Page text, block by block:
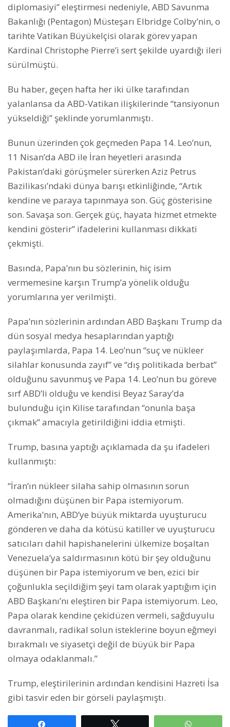
diplomasiyi” eleştirmesi nedeniyle, ABD Savunma
Bakanlığı (Pentagon) Müsteşarı Elbridge Colby’nin, o
tarihte Vatikan Büyükelçisi olarak görev yapan
Kardinal Christophe Pierre’i sert şekilde uyardığı ileri
sürülmüştü.
Bu haber, geçen hafta her iki ülke tarafından
yalanlansa da ABD-Vatikan ilişkilerinde “tansiyonun
yükseldiği” şeklinde yorumlanmıştı.
Bunun üzerinden çok geçmeden Papa 14. Leo’nun,
11 Nisan’da ABD ile İran heyetleri arasında
Pakistan’daki görüşmeler sürerken Aziz Petrus
Bazilikası’ndaki dünya barışı etkinliğinde, “Artık
kendine ve paraya tapınmaya son. Güç gösterisine
son. Savaşa son. Gerçek güç, hayata hizmet etmekte
kendini gösterir” ifadelerini kullanması dikkati
çekmişti.
Basında, Papa’nın bu sözlerinin, hiç isim
vermemesine karşın Trump’a yönelik olduğu
yorumlarına yer verilmişti.
Papa’nın sözlerinin ardından ABD Başkanı Trump da
dün sosyal medya hesaplarından yaptığı
paylaşımlarda, Papa 14. Leo’nun “suç ve nükleer
silahlar konusunda zayıf” ve “dış politikada berbat”
olduğunu savunmuş ve Papa 14. Leo’nun bu göreve
sırf ABD’li olduğu ve kendisi Beyaz Saray’da
bulunduğu için Kilise tarafından “onunla başa
çıkmak” amacıyla getirildiğini iddia etmişti.
Trump, basına yaptığı açıklamada da şu ifadeleri
kullanmıştı:
“İran’ın nükleer silaha sahip olmasının sorun
olmadığını düşünen bir Papa istemiyorum.
Amerika’nın, ABD’ye büyük miktarda uyuşturucu
gönderen ve daha da kötüsü katiller ve uyuşturucu
satıcıları dahil hapishanelerini ülkemize boşaltan
Venezuela’ya saldırmasının kötü bir şey olduğunu
düşünen bir Papa istemiyorum ve ben, ezici bir
çoğunlukla seçildiğim şeyi tam olarak yaptığım için
ABD Başkanı’nı eleştiren bir Papa istemiyorum. Leo,
Papa olarak kendine çekidüzen vermeli, sağduyulu
davranmalı, radikal solun isteklerine boyun eğmeyi
bırakmalı ve siyasetçi değil de büyük bir Papa
olmaya odaklanmalı.”
Trump, eleştirilerinin ardından kendisini Hazreti İsa
gibi tasvir eden bir görseli paylaşmıştı.